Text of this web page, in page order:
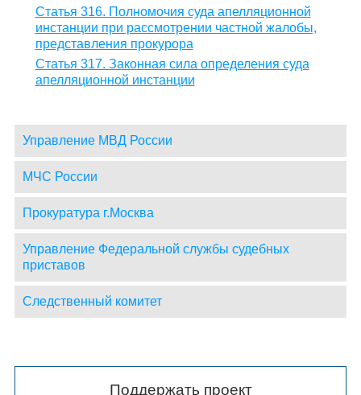
Статья 316. Полномочия суда апелляционной
инстанции при рассмотрении частной жалобы,
представления прокурора
Статья 317. Законная сила определения суда
апелляционной инстанции
Управление МВД России
МЧС России
Прокуратура г.Москва
Управление Федеральной службы судебных
приставов
Следственный комитет
Поддержать проект